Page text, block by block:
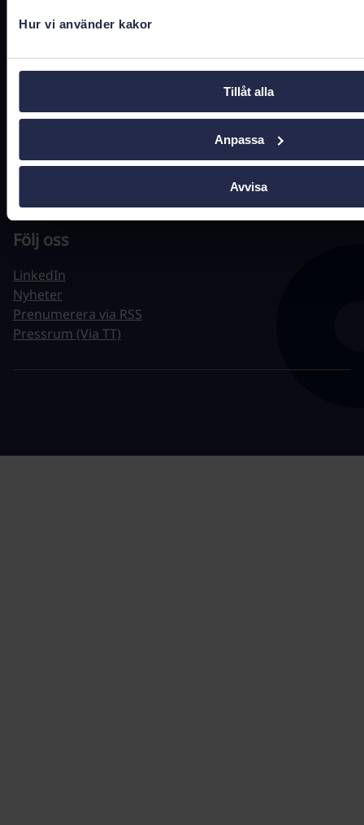
Hur vi använder kakor
Tillåt alla
Anpassa
Avvisa
Hitta snabbt
Jobba hos oss
Om webbplatsen
Följ oss
LinkedIn
Nyheter
Prenumerera via RSS
Pressrum (Via TT)